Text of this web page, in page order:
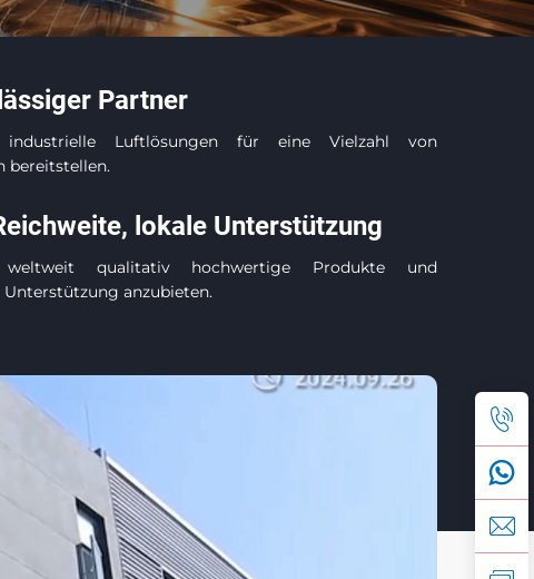
Partner
industrielle Luftlösungen für eine Vielzahl von
bereitstellen.
lokale Unterstützung
weltweit qualitativ hochwertige Produkte und
Unterstützung anzubieten.